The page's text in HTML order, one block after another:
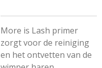
More is Lash primer
zorgt voor de reiniging
en het ontvetten van de